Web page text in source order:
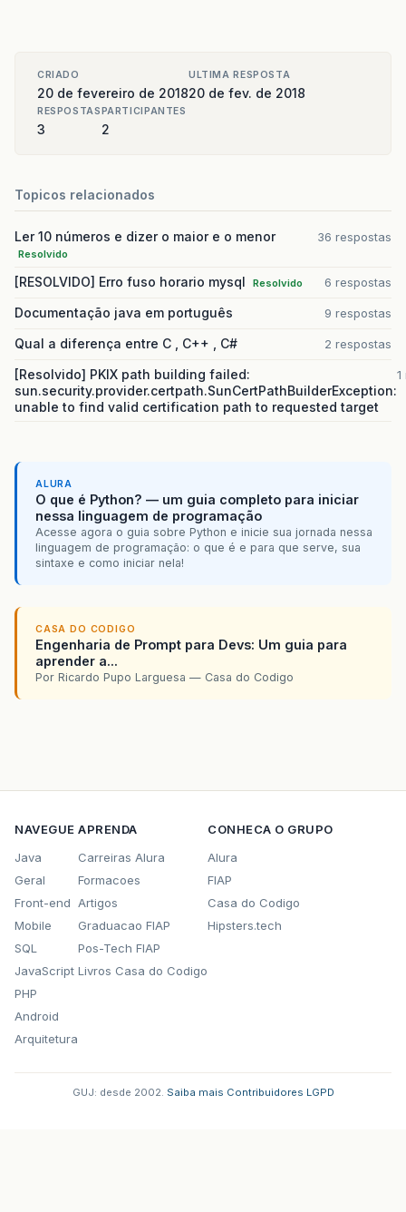
CRIADO
20 de fevereiro de 2018
ULTIMA RESPOSTA
20 de fev. de 2018
RESPOSTAS
3
PARTICIPANTES
2
Topicos relacionados
Ler 10 números e dizer o maior e o menor
Resolvido
36 respostas
[RESOLVIDO] Erro fuso horario mysql Resolvido 6 respostas
Documentação java em português 9 respostas
Qual a diferença entre C , C++ , C# 2 respostas
[Resolvido] PKIX path building failed:
sun.security.provider.certpath.SunCertPathBuilderException:
unable to find valid certification path to requested target
ALURA
O que é Python? — um guia completo para iniciar
nessa linguagem de programação
Acesse agora o guia sobre Python e inicie sua jornada nessa
linguagem de programação: o que é e para que serve, sua
sintaxe e como iniciar nela!
CASA DO CODIGO
Engenharia de Prompt para Devs: Um guia para
aprender a...
Por Ricardo Pupo Larguesa — Casa do Codigo
NAVEGUE
Java
Geral
Front-end
Mobile
SQL
JavaScript
PHP
Android
Arquitetura
APRENDA
Carreiras Alura
Formacoes
Artigos
Graduacao FIAP
Pos-Tech FIAP
Livros Casa do Codigo
CONHECA O GRUPO
Alura
FIAP
Casa do Codigo
Hipsters.tech
GUJ: desde 2002. Saiba mais Contribuidores LGPD